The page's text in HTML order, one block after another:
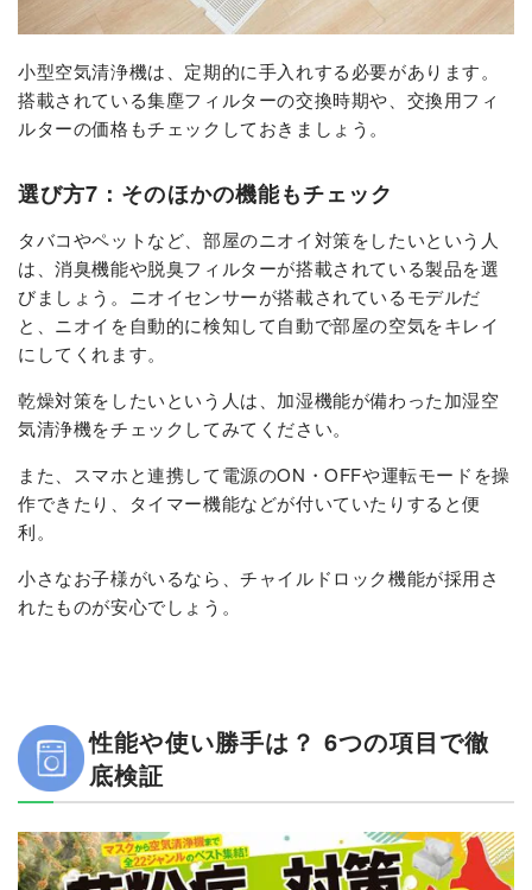
小型空気清浄機は、定期的に手入れする必要があります。
搭載されている集塵フィルターの交換時期や、交換用フィ
ルターの価格もチェックしておきましょう。
選び方7：そのほかの機能もチェック
タバコやペットなど、部屋のニオイ対策をしたいという人
は、消臭機能や脱臭フィルターが搭載されている製品を選
びましょう。ニオイセンサーが搭載されているモデルだ
と、ニオイを自動的に検知して自動で部屋の空気をキレイ
にしてくれます。
乾燥対策をしたいという人は、加湿機能が備わった加湿空
気清浄機をチェックしてみてください。
また、スマホと連携して電源のON・OFFや運転モードを操
作できたり、タイマー機能などが付いていたりすると便
利。
小さなお子様がいるなら、チャイルドロック機能が採用さ
れたものが安心でしょう。
性能や使い勝手は？ 6つの項目で徹
底検証